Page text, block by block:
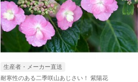
生産者・メーカー直送
耐寒性のある二季咲山あじさい！ 紫陽花